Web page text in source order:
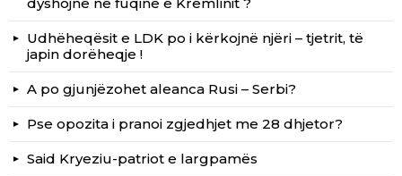
Udhëheqësit e LDK po i kërkojnë njëri – tjetrit, të
japin dorëheqje !
A po gjunjëzohet aleanca Rusi – Serbi?
Pse opozita i pranoi zgjedhjet me 28 dhjetor?
Said Kryeziu-patriot e largpamës